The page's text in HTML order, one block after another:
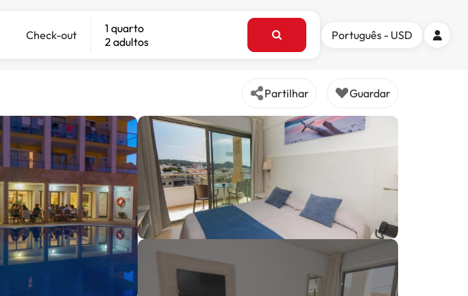
Check-out
1 quarto
2 adultos
Português - USD
Partilhar Guardar